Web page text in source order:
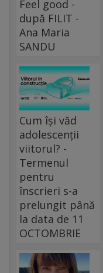
Feel good -
după FILIT -
Ana Maria
SANDU
Cum își văd
adolescenții
viitorul? -
Termenul
pentru
înscrieri s-a
prelungit până
la data de 11
OCTOMBRIE